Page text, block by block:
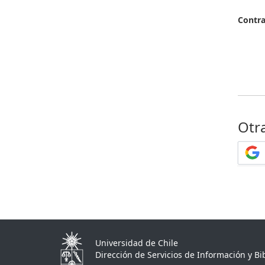
Universidad de Chile
Dirección de Servicios de Información y